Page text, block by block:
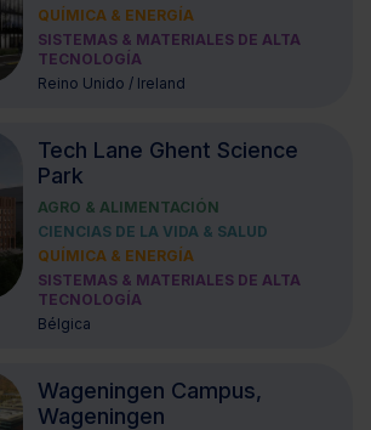
QUÍMICA & ENERGÍA
SISTEMAS & MATERIALES DE ALTA
TECNOLOGÍA
Reino Unido / Ireland
AGRO & ALIMENTACIÓN
CIENCIAS DE LA VIDA & SALUD
QUÍMICA & ENERGÍA
SISTEMAS & MATERIALES DE ALTA
TECNOLOGÍA
Bélgica
Tech Lane Ghent Science
Park
Wageningen Campus,
Wageningen